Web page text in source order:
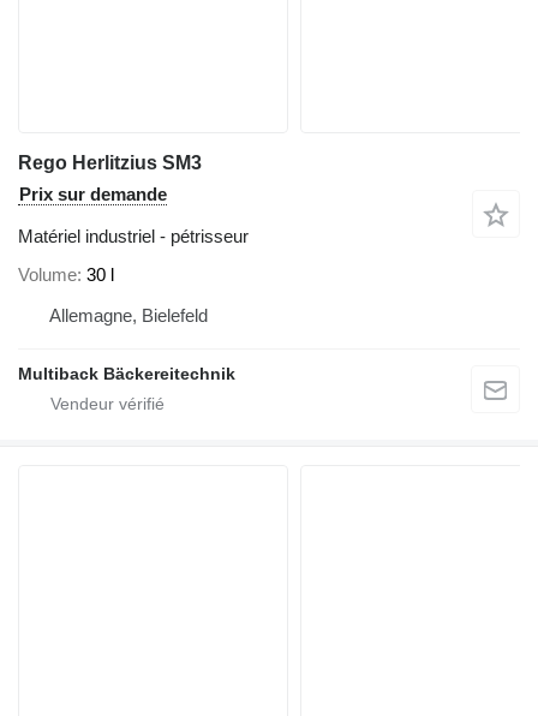
Rego Herlitzius SM3
Prix sur demande
Matériel industriel - pétrisseur
Volume 30 l
Allemagne, Bielefeld
Multiback Bäckereitechnik